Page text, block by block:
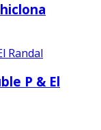
P & El